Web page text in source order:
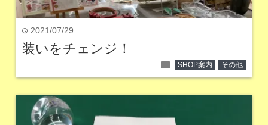
time 2021/07/29
装いをチェンジ！
folder SHOP案内 その他